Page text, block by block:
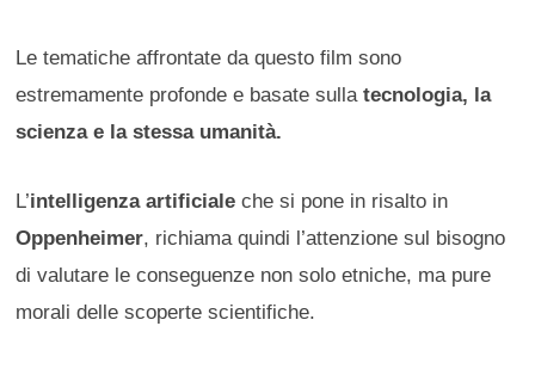
Le tematiche affrontate da questo film sono
estremamente profonde e basate sulla tecnologia, la
scienza e la stessa umanità.
L’intelligenza artificiale che si pone in risalto in
Oppenheimer, richiama quindi l’attenzione sul bisogno
di valutare le conseguenze non solo etniche, ma pure
morali delle scoperte scientifiche.